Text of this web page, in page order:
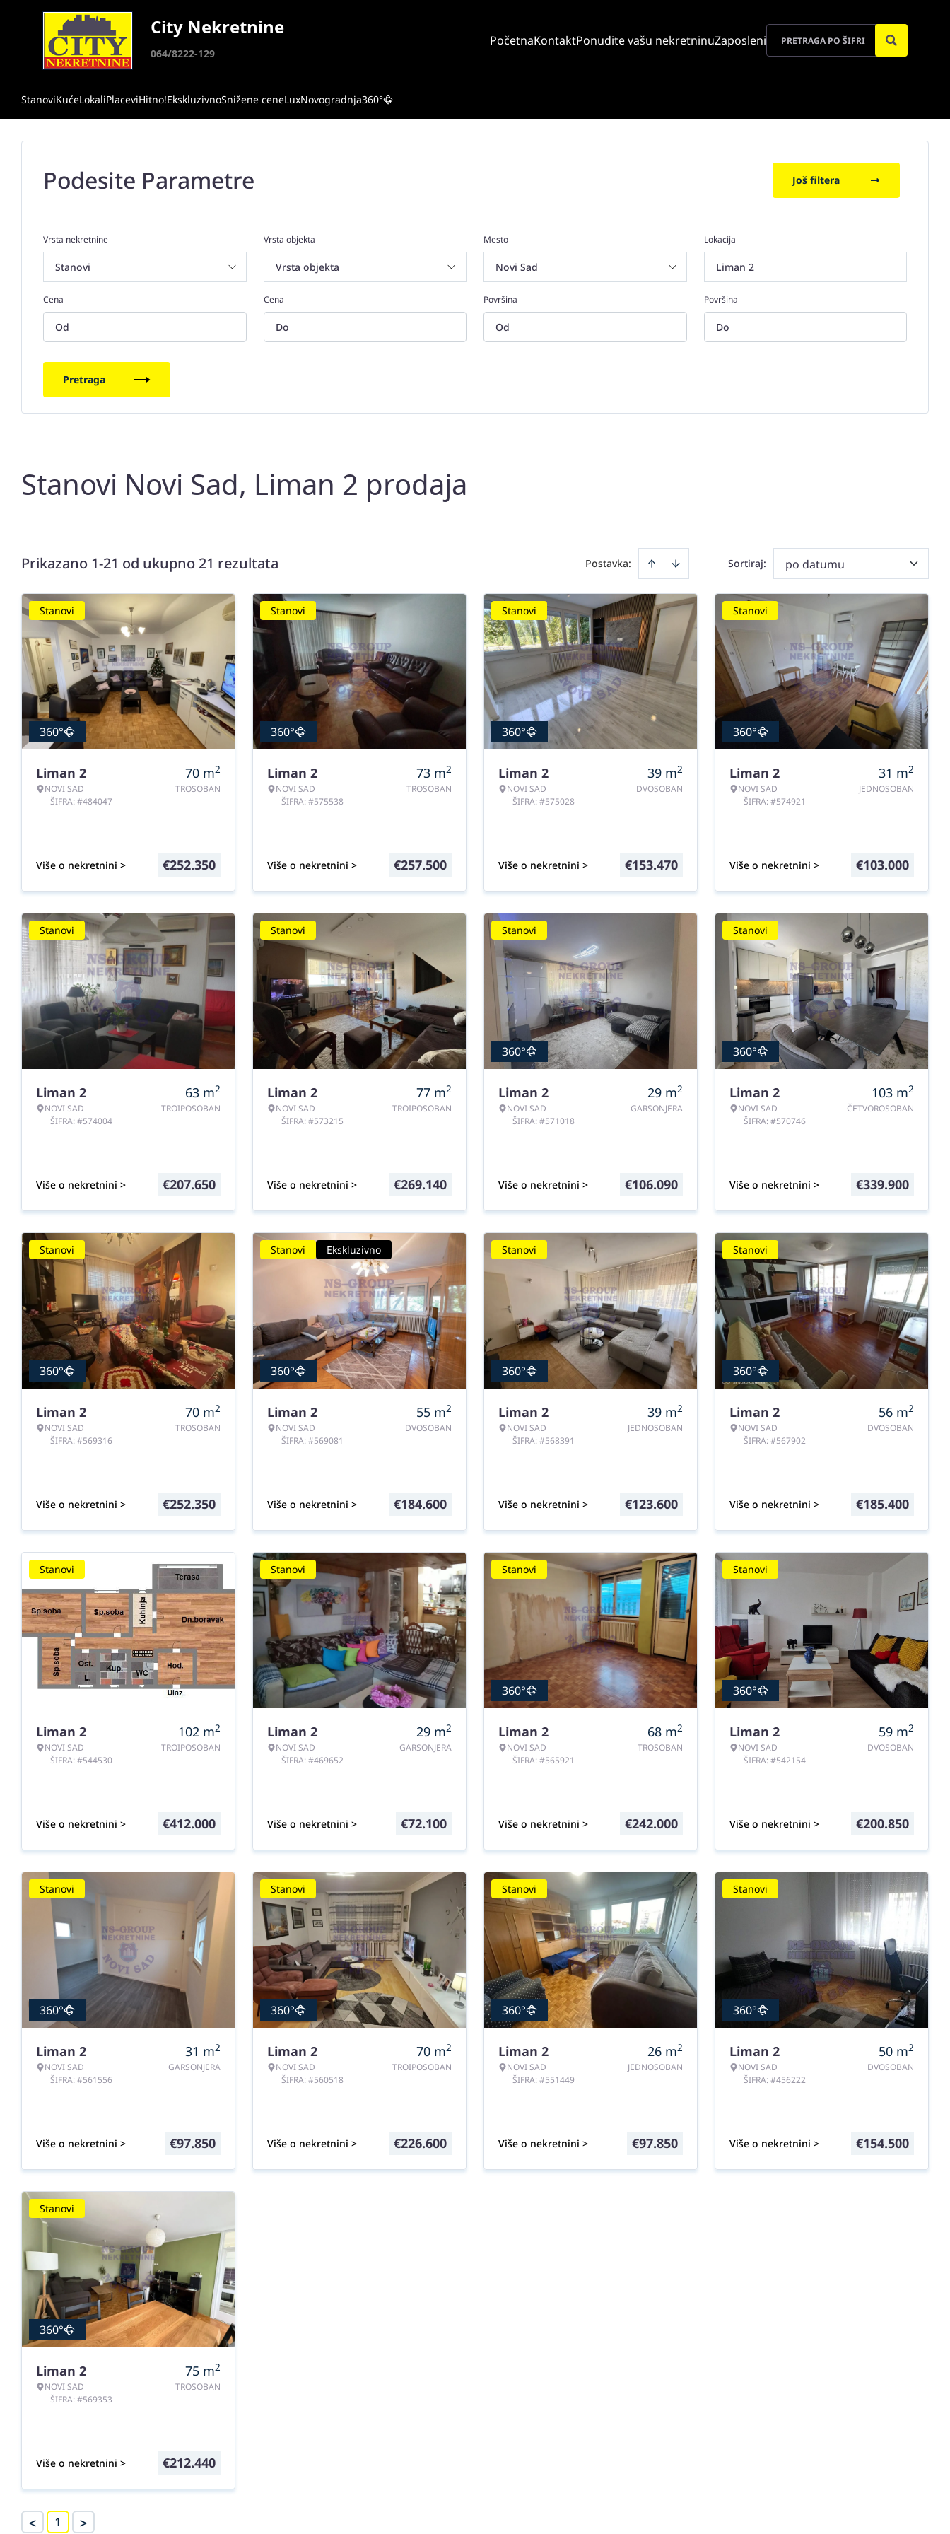
City Nekretnine
064/8222-129
PočetnaKontaktPonudite vašu nekretninuZaposleni
StanoviKućeLokaliPlaceviHitno!EkskluzivnoSnižene ceneLuxNovogradnja360°
Podesite Parametre Još filtera
Vrsta nekretnine Vrsta objekta Mesto Lokacija
Liman 2
Cena Cena Površina Površina
Pretraga
Stanovi Novi Sad, Liman 2 prodaja
Prikazano 1-21 od ukupno 21 rezultata Postavka: Sortiraj: po datumu
Stanovi
360°
Liman 2
NOVI SAD
ŠIFRA: #484047
70 m2
TROSOBAN
Više o nekretnini > €252.350
Stanovi
360°
Liman 2
NOVI SAD
ŠIFRA: #575538
73 m2
TROSOBAN
Više o nekretnini > €257.500
Stanovi
360°
Liman 2
NOVI SAD
ŠIFRA: #575028
39 m2
DVOSOBAN
Više o nekretnini > €153.470
Stanovi
360°
Liman 2
NOVI SAD
ŠIFRA: #574921
31 m2
JEDNOSOBAN
Više o nekretnini > €103.000
Stanovi
Liman 2
NOVI SAD
ŠIFRA: #574004
63 m2
TROIPOSOBAN
Više o nekretnini > €207.650
Stanovi
Liman 2
NOVI SAD
ŠIFRA: #573215
77 m2
TROIPOSOBAN
Više o nekretnini > €269.140
Stanovi
360°
Liman 2
NOVI SAD
ŠIFRA: #571018
29 m2
GARSONJERA
Više o nekretnini > €106.090
Stanovi
360°
Liman 2
NOVI SAD
ŠIFRA: #570746
103 m2
ČETVOROSOBAN
Više o nekretnini > €339.900
Stanovi
360°
Liman 2
NOVI SAD
ŠIFRA: #569316
70 m2
TROSOBAN
Više o nekretnini > €252.350
Stanovi Ekskluzivno
360°
Liman 2
NOVI SAD
ŠIFRA: #569081
55 m2
DVOSOBAN
Više o nekretnini > €184.600
Stanovi
360°
Liman 2
NOVI SAD
ŠIFRA: #568391
39 m2
JEDNOSOBAN
Više o nekretnini > €123.600
Stanovi
360°
Liman 2
NOVI SAD
ŠIFRA: #567902
56 m2
DVOSOBAN
Više o nekretnini > €185.400
Stanovi
Liman 2
NOVI SAD
ŠIFRA: #544530
102 m2
TROIPOSOBAN
Više o nekretnini > €412.000
Stanovi
Liman 2
NOVI SAD
ŠIFRA: #469652
29 m2
GARSONJERA
Više o nekretnini > €72.100
Stanovi
360°
Liman 2
NOVI SAD
ŠIFRA: #565921
68 m2
TROSOBAN
Više o nekretnini > €242.000
Stanovi
360°
Liman 2
NOVI SAD
ŠIFRA: #542154
59 m2
DVOSOBAN
Više o nekretnini > €200.850
Stanovi
360°
Liman 2
NOVI SAD
ŠIFRA: #561556
31 m2
GARSONJERA
Više o nekretnini > €97.850
Stanovi
360°
Liman 2
NOVI SAD
ŠIFRA: #560518
70 m2
TROIPOSOBAN
Više o nekretnini > €226.600
Stanovi
360°
Liman 2
NOVI SAD
ŠIFRA: #551449
26 m2
JEDNOSOBAN
Više o nekretnini > €97.850
Stanovi
360°
Liman 2
NOVI SAD
ŠIFRA: #456222
50 m2
DVOSOBAN
Više o nekretnini > €154.500
Stanovi
360°
Liman 2
NOVI SAD
ŠIFRA: #569353
75 m2
TROSOBAN
Više o nekretnini > €212.440
< 1 >